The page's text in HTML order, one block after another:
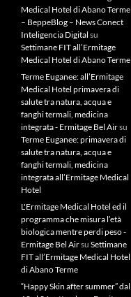
Medical Hotel di Abano Terme
– BeppeBlog – News Conect
Inteligencia Digital su
Settimane FIT all’Ermitage
Medical Hotel di Abano Terme
Terme Euganee: all’Ermitage
Medical Hotel primavera di
salute tra natura, acqua e
fanghi termali, medicina
integrata - Ermitage Bel Airsu
Terme Euganee: primavera di
salute tra natura, acqua e
fanghi termali, medicina
integrata all’Ermitage Medical
Hotel
L'Ermitage Medical Hotel ed il
programma che misura l’età
biologica mentre perdi peso -
Ermitage Bel Airsu Settimane
FIT all’Ermitage Medical Hotel
di Abano Terme
“Happy Skin after summer” dal